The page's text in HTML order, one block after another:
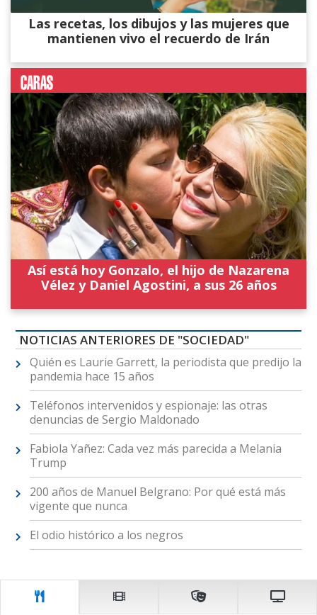
Las recetas, los dibujos y las mujeres que
mantienen vivo el recuerdo de Irán
Así está hoy Gonzalo, el hijo de Nazarena
Vélez y Daniel Agostini, a sus 26 años
NOTICIAS ANTERIORES DE "SOCIEDAD"
Quién es Laurie Garrett, la periodista que predijo la
pandemia hace 15 años
Teléfonos intervenidos y espionaje: las otras
denuncias de Sergio Maldonado
Fabiola Yañez: Cada vez más parecida a Melania
Trump
200 años de Manuel Belgrano: Por qué está más
vigente que nunca
El odio histórico a los negros